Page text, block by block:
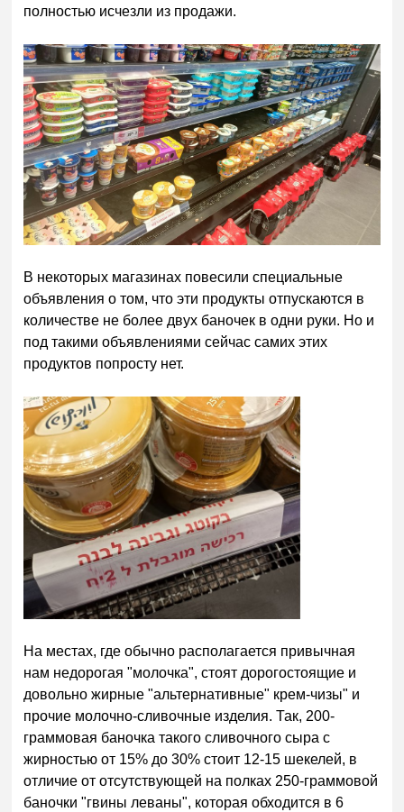
полностью исчезли из продажи.
В некоторых магазинах повесили специальные
объявления о том, что эти продукты отпускаются в
количестве не более двух баночек в одни руки. Но и
под такими объявлениями сейчас самих этих
продуктов попросту нет.
На местах, где обычно располагается привычная
нам недорогая "молочка", стоят дорогостоящие и
довольно жирные "альтернативные" крем-чизы" и
прочие молочно-сливочные изделия. Так, 200-
граммовая баночка такого сливочного сыра с
жирностью от 15% до 30% стоит 12-15 шекелей, в
отличие от отсутствующей на полках 250-граммовой
баночки "гвины леваны", которая обходится в 6